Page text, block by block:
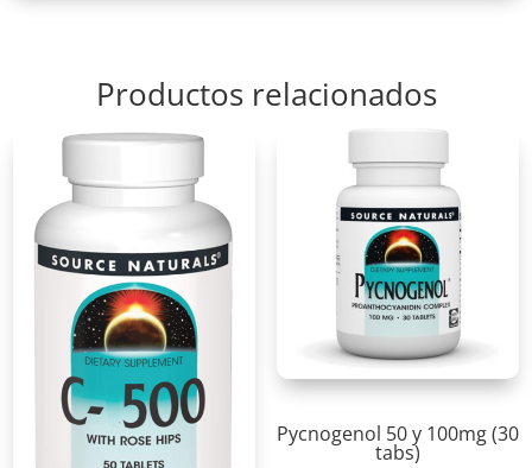
Productos relacionados
Pycnogenol 50 y 100mg (30
tabs)